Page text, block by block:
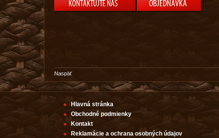
Naspäť
Hlavná stránka
Obchodné podmienky
Kontakt
Reklamácie a ochrana osobných údajov